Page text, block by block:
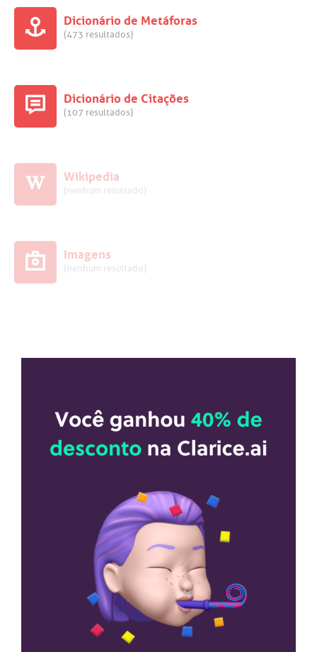
Dicionário de Metáforas
(473 resultados)
Dicionário de Citações
(107 resultados)
Wikipedia
(nenhum resultado)
Imagens
(nenhum resultado)